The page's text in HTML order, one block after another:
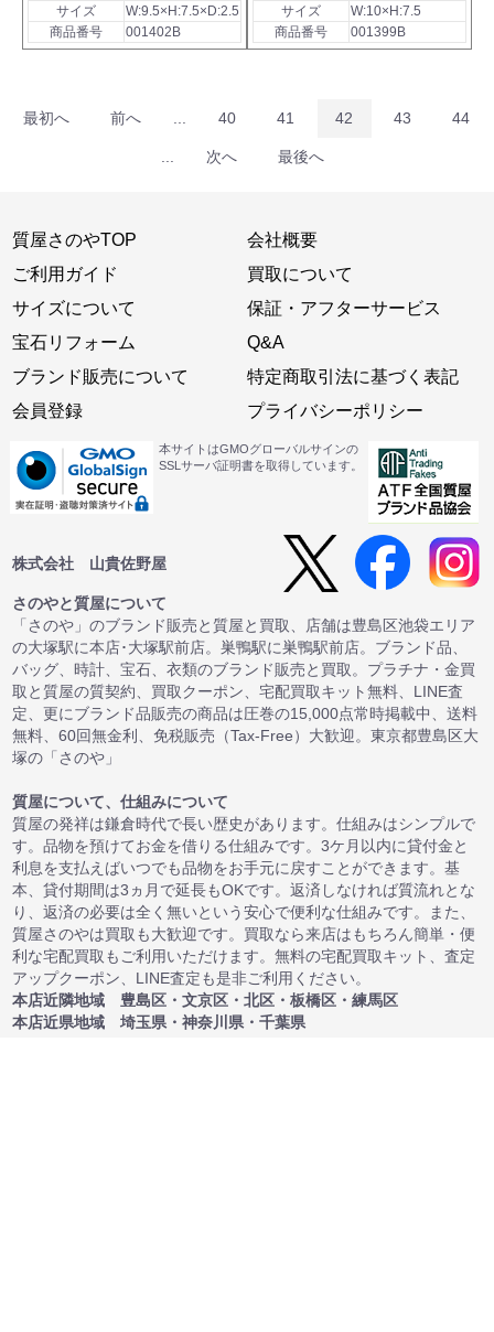
サイズ
W:9.5×H:7.5×D:2.5
商品番号
001402B
サイズ
W:10×H:7.5
商品番号
001399B
最初へ 前へ ... 40 41 42 43 44
... 次へ 最後へ
質屋さのやTOP
ご利用ガイド
サイズについて
宝石リフォーム
ブランド販売について
会員登録
会社概要
買取について
保証・アフターサービス
Q&A
特定商取引法に基づく表記
プライバシーポリシー
本サイトはGMOグローバルサインの
SSLサーバ証明書を取得しています。
株式会社 山貴佐野屋
さのやと質屋について
「さのや」のブランド販売と質屋と買取、店舗は豊島区池袋エリア
の大塚駅に本店･大塚駅前店。巣鴨駅に巣鴨駅前店。ブランド品、
バッグ、時計、宝石、衣類のブランド販売と買取。プラチナ・金買
取と質屋の質契約、買取クーポン、宅配買取キット無料、LINE査
定、更にブランド品販売の商品は圧巻の15,000点常時掲載中、送料
無料、60回無金利、免税販売（Tax-Free）大歓迎。東京都豊島区大
塚の「さのや」
質屋について、仕組みについて
質屋の発祥は鎌倉時代で長い歴史があります。仕組みはシンプルで
す。品物を預けてお金を借りる仕組みです。3ケ月以内に貸付金と
利息を支払えばいつでも品物をお手元に戻すことができます。基
本、貸付期間は3ヵ月で延長もOKです。返済しなければ質流れとな
り、返済の必要は全く無いという安心で便利な仕組みです。また、
質屋さのやは買取も大歓迎です。買取なら来店はもちろん簡単・便
利な宅配買取もご利用いただけます。無料の宅配買取キット、査定
アップクーポン、LINE査定も是非ご利用ください。
本店近隣地域 豊島区・文京区・北区・板橋区・練馬区
本店近県地域 埼玉県・神奈川県・千葉県